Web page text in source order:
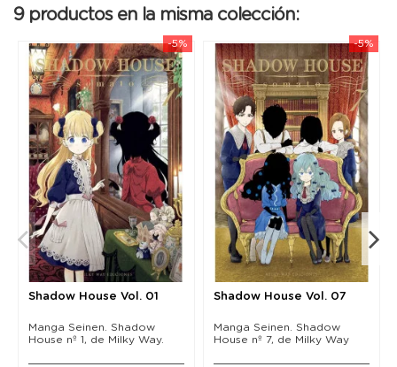
9 productos en la misma colección:
-5%
Shadow House Vol. 01
Manga Seinen. Shadow
House nº 1, de Milky Way.
-5%
Shadow House Vol. 07
Manga Seinen. Shadow
House nº 7, de Milky Way